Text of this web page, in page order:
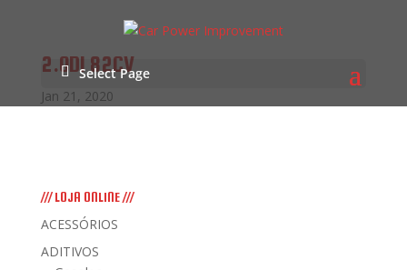
Select Page
2.0DI 82CV
Jan 21, 2020
/// LOJA ONLINE ///
ACESSÓRIOS
ADITIVOS